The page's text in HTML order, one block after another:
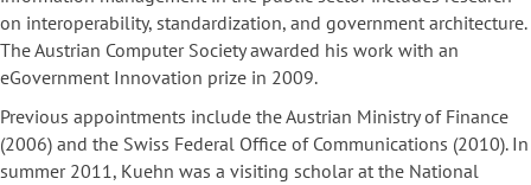
on interoperability, standardization, and government architecture.
The Austrian Computer Society awarded his work with an
eGovernment Innovation prize in 2009.
Previous appointments include the Austrian Ministry of Finance
(2006) and the Swiss Federal Office of Communications (2010). In
summer 2011, Kuehn was a visiting scholar at the National